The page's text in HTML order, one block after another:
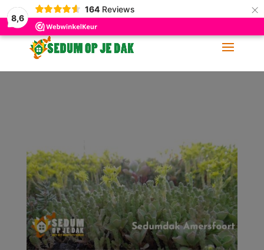
8,6
164 Reviews ×
06-11 88 62 60 info@sedumopjedak.nl